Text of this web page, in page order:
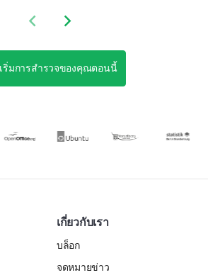
additional comments or
to improving campus
เกี่ยวกับ
ส่งมอบ และ
ความสะดวก
ซึ่งจะช่วยในการ
สร้างสภาพ
Previous slide
Next slide
เริ่มการสำรวจของคุณตอนนี้
เกี่ยวกับเรา
บล็อก
จดหมายข่าว